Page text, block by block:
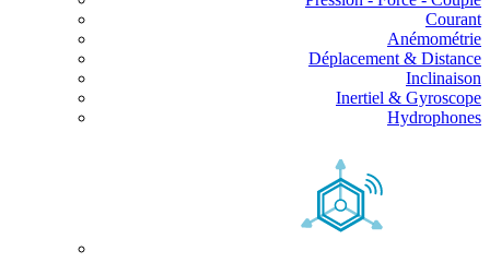
Courant
Anémométrie
Déplacement & Distance
Inclinaison
Inertiel & Gyroscope
Hydrophones